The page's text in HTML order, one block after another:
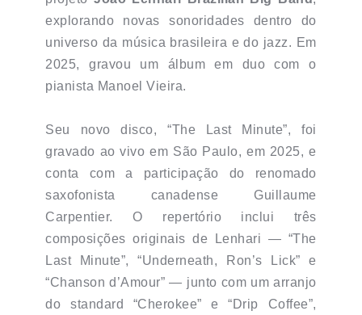
explorando novas sonoridades dentro do
universo da música brasileira e do jazz. Em
2025, gravou um álbum em duo com o
pianista Manoel Vieira.
Seu novo disco, “The Last Minute”, foi
gravado ao vivo em São Paulo, em 2025, e
conta com a participação do renomado
saxofonista canadense Guillaume
Carpentier. O repertório inclui três
composições originais de Lenhari — “The
Last Minute”, “Underneath, Ron’s Lick” e
“Chanson d’Amour” — junto com um arranjo
do standard “Cherokee” e “Drip Coffee”,